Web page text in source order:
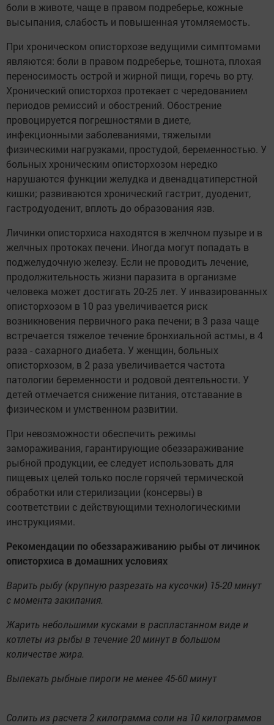
боли в животе, чаще в правом подреберье, кожные
высыпания, слабость и повышенная утомляемость.
При хроническом описторхозе ведущими симптомами
являются: боли в правом подреберье, тошнота, плохая
переносимость острой и жирной пищи, горечь во рту.
Хронический описторхоз протекает с чередованием
периодов ремиссий и обострений. Обострение
провоцируется погрешностями в диете,
инфекционными заболеваниями, тяжелыми
физическими нагрузками, простудой, беременностью. У
больных хроническим описторхозом нередко
нарушаются функции желудка и двенадцатиперстной
кишки; развиваются хронический гастрит, дуоденит,
гастродуоденит, вплоть до образования язв.
Личинки описторхиса находятся в желчном пузыре и в
желчных протоках печени. Иногда могут попадать в
поджелудочную железу. Если не проводить лечение,
продолжительность жизни паразита в организме
человека может достигать 20-25 лет. У инвазированных
описторхозом в 10 раз увеличивается риск
возникновения первичного рака печени; в 3 раза чаще
встречается тяжелое течение бронхиальной астмы, в 4
раза - сахарного диабета. У женщин, больных
описторхозом, в 2 раза увеличивается частота
патологии беременности и родовой деятельности. У
детей отмечается снижение питания, отставание в
физическом и умственном развитии.
При невозможности обеспечить режимы
замораживания, гарантирующие обеззараживание
рыбной продукции, ее следует использовать для
пищевых целей только после горячей термической
обработки или стерилизации (консервы) в
соответствии с действующими технологическими
инструкциями.
Рекомендации по обеззараживанию рыбы от личинок
описторхиса в домашних условиях
Варить рыбу (крупную разрезать на кусочки) 15-20 минут
с момента закипания.
Жарить небольшими кусками в распластанном виде и
котлеты из рыбы в течение 20 минут в большом
количестве жира.
Выпекать рыбные пироги не менее 45-60 минут
Солить из расчета 2 килограмма соли на 10 килограммов